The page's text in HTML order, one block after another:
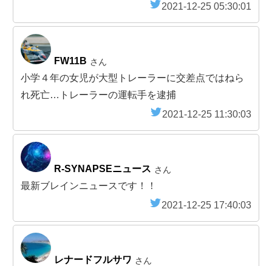
2021-12-25 05:30:01
FW11B さん
小学４年の女児が大型トレーラーに交差点ではねら
れ死亡…トレーラーの運転手を逮捕
2021-12-25 11:30:03
R-SYNAPSEニュース さん
最新ブレインニュースです！！
2021-12-25 17:40:03
レナードフルサワ さん